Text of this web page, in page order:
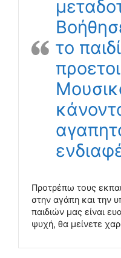
το
Προτρέπω τους
στην αγάπη και την
παιδιών μας είναι
ψυχή, θα μείνετε